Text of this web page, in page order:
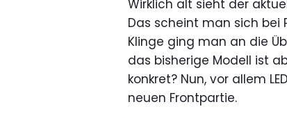
Wirklich alt sieht der
Das scheint man sich
Klinge ging man an die
das bisherige Modell ist
konkret? Nun, vor allem
neuen Frontpartie.